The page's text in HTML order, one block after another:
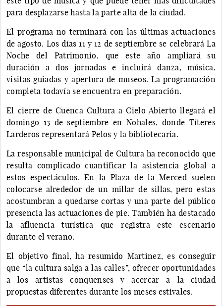
para desplazarse hasta la parte alta de la ciudad.
El programa no terminará con las últimas actuaciones
de agosto. Los días 11 y 12 de septiembre se celebrará La
Noche del Patrimonio, que este año ampliará su
duración a dos jornadas e incluirá danza, música,
visitas guiadas y apertura de museos. La programación
completa todavía se encuentra en preparación.
El cierre de Cuenca Cultura a Cielo Abierto llegará el
domingo 13 de septiembre en Nohales, donde Títeres
Larderos representará Pelos y la bibliotecaria.
La responsable municipal de Cultura ha reconocido que
resulta complicado cuantificar la asistencia global a
estos espectáculos. En la Plaza de la Merced suelen
colocarse alrededor de un millar de sillas, pero estas
acostumbran a quedarse cortas y una parte del público
presencia las actuaciones de pie. También ha destacado
la afluencia turística que registra este escenario
durante el verano.
El objetivo final, ha resumido Martínez, es conseguir
que “la cultura salga a las calles”, ofrecer oportunidades
a los artistas conquenses y acercar a la ciudad
propuestas diferentes durante los meses estivales.